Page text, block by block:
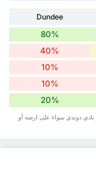
Dundee
80%
40%
10%
10%
20%
نادي دوندي سواء ‏على ارضه أو